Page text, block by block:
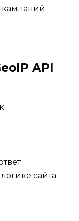
кампаний
API
сайта